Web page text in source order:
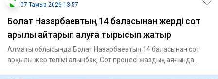
07 Тамыз 2026 13:57
Болат Назарбаевтың 14 баласынан жерді сот
арқылы қайтарып алуға тырысып жатыр
Алматы облысында Болат Назарбаевтың 14 баласынан сот
арқылы жер телімі алынбақ. Сот процесі жаздың аяғында